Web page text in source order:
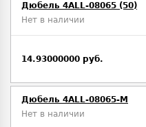
Дюбель 4ALL-08065 (50)
Нет в наличии
14.93000000 руб.
Дюбель 4ALL-08065-M
Нет в наличии